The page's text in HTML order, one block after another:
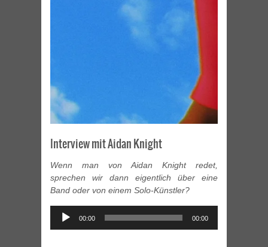
Interview mit Aidan Knight
Wenn man von Aidan Knight redet,
sprechen wir dann eigentlich über eine
Band oder von einem Solo-Künstler?
Audio
Player
00:00 00:00